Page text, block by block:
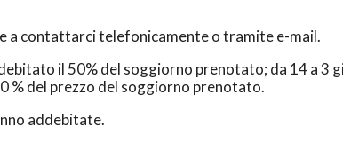
a contattarci telefonicamente o tramite e-mail.
il 50% del soggiorno prenotato; da 14 a 3
% del prezzo del soggiorno prenotato.
addebitate.